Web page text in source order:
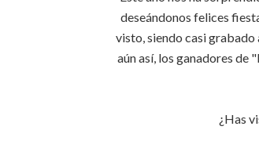
deseándonos felices
visto, siendo casi grabado
aún así, los ganadores de
¿Has